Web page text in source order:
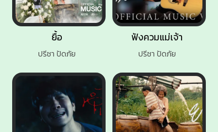
ยื้อ
ปรีชา ปัดภัย
ฟังควมแม่เจ้า
ปรีชา ปัดภัย